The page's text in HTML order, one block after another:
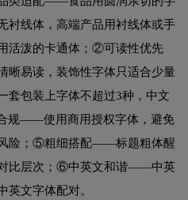
衬线体，高端产品用衬线体或手
活泼的卡通体；②可读性优先
易读，装饰性字体只适合少量
包装上字体不超过3种，中文
规——使用商用授权字体，避免
险；⑤粗细搭配——标题粗体醒
比层次；⑥中英文和谐——中英
英文字体配对。